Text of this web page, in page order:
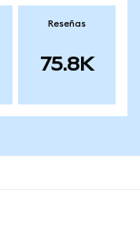
Reseñas
75.8K